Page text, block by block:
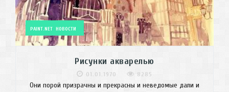
PAINT.NET НОВОСТИ
Рисунки акварелью
01.01.1970 8285
Они порой призрачны и прекрасны и неведомые дали и